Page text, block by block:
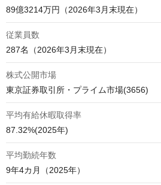
89億3214万円（2026年3月末現在）
従業員数
287名（2026年3月末現在）
株式公開市場
東京証券取引所・プライム市場(3656)
平均有給休暇取得率
87.32%(2025年)
平均勤続年数
9年4カ月（2025年）